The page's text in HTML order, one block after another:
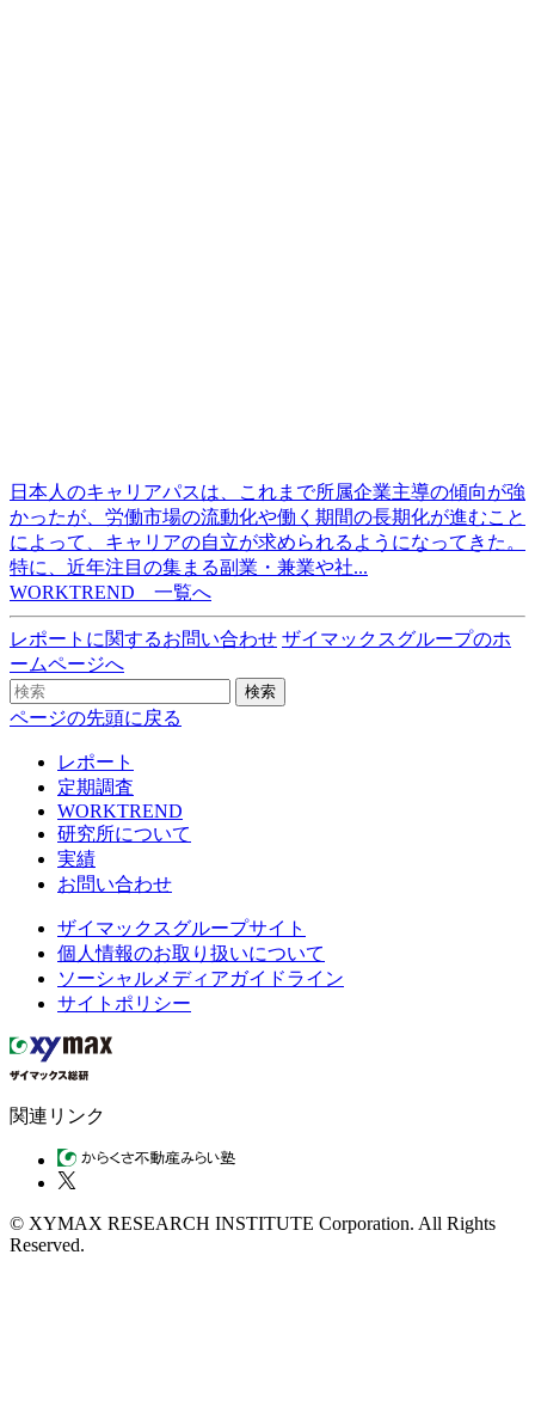
日本人のキャリアパスは、これまで所属企業主導の傾向が強
かったが、労働市場の流動化や働く期間の長期化が進むこと
によって、キャリアの自立が求められるようになってきた。
特に、近年注目の集まる副業・兼業や社...
WORKTREND 一覧へ
レポートに関するお問い合わせ ザイマックスグループのホ
ームページへ
検索
ページの先頭に戻る
レポート
定期調査
WORKTREND
研究所について
実績
お問い合わせ
ザイマックスグループサイト
個人情報のお取り扱いについて
ソーシャルメディアガイドライン
サイトポリシー
関連リンク
© XYMAX RESEARCH INSTITUTE Corporation. All Rights
Reserved.